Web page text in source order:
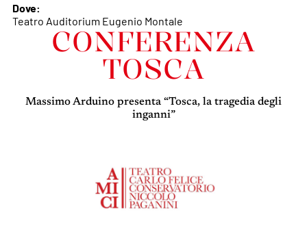
Dove:
Teatro Auditorium Eugenio Montale
CONFERENZA
TOSCA
Massimo Arduino presenta “Tosca, la tragedia degli
inganni”